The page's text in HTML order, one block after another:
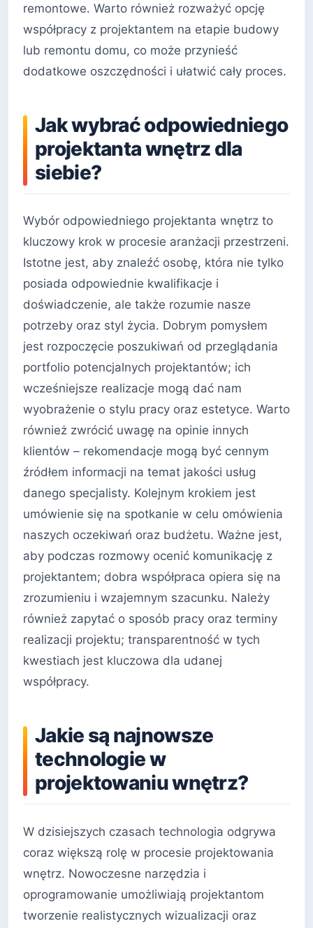
remontowe. Warto również rozważyć opcję
współpracy z projektantem na etapie budowy
lub remontu domu, co może przynieść
dodatkowe oszczędności i ułatwić cały proces.
Jak wybrać odpowiedniego
projektanta wnętrz dla
siebie?
Wybór odpowiedniego projektanta wnętrz to
kluczowy krok w procesie aranżacji przestrzeni.
Istotne jest, aby znaleźć osobę, która nie tylko
posiada odpowiednie kwalifikacje i
doświadczenie, ale także rozumie nasze
potrzeby oraz styl życia. Dobrym pomysłem
jest rozpoczęcie poszukiwań od przeglądania
portfolio potencjalnych projektantów; ich
wcześniejsze realizacje mogą dać nam
wyobrażenie o stylu pracy oraz estetyce. Warto
również zwrócić uwagę na opinie innych
klientów – rekomendacje mogą być cennym
źródłem informacji na temat jakości usług
danego specjalisty. Kolejnym krokiem jest
umówienie się na spotkanie w celu omówienia
naszych oczekiwań oraz budżetu. Ważne jest,
aby podczas rozmowy ocenić komunikację z
projektantem; dobra współpraca opiera się na
zrozumieniu i wzajemnym szacunku. Należy
również zapytać o sposób pracy oraz terminy
realizacji projektu; transparentność w tych
kwestiach jest kluczowa dla udanej
współpracy.
Jakie są najnowsze
technologie w
projektowaniu wnętrz?
W dzisiejszych czasach technologia odgrywa
coraz większą rolę w procesie projektowania
wnętrz. Nowoczesne narzędzia i
oprogramowanie umożliwiają projektantom
tworzenie realistycznych wizualizacji oraz